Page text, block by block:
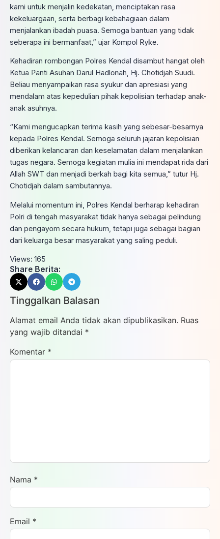
kami untuk menjalin kedekatan, menciptakan rasa
kekeluargaan, serta berbagi kebahagiaan dalam
menjalankan ibadah puasa. Semoga bantuan yang tidak
seberapa ini bermanfaat,” ujar Kompol Ryke.
Kehadiran rombongan Polres Kendal disambut hangat oleh
Ketua Panti Asuhan Darul Hadlonah, Hj. Chotidjah Suudi.
Beliau menyampaikan rasa syukur dan apresiasi yang
mendalam atas kepedulian pihak kepolisian terhadap anak-
anak asuhnya.
“Kami mengucapkan terima kasih yang sebesar-besarnya
kepada Polres Kendal. Semoga seluruh jajaran kepolisian
diberikan kelancaran dan keselamatan dalam menjalankan
tugas negara. Semoga kegiatan mulia ini mendapat rida dari
Allah SWT dan menjadi berkah bagi kita semua,” tutur Hj.
Chotidjah dalam sambutannya.
Melalui momentum ini, Polres Kendal berharap kehadiran
Polri di tengah masyarakat tidak hanya sebagai pelindung
dan pengayom secara hukum, tetapi juga sebagai bagian
dari keluarga besar masyarakat yang saling peduli.
Views: 165
Share Berita:
Tinggalkan Balasan
Alamat email Anda tidak akan dipublikasikan. Ruas
yang wajib ditandai *
Komentar *
Nama *
Email *